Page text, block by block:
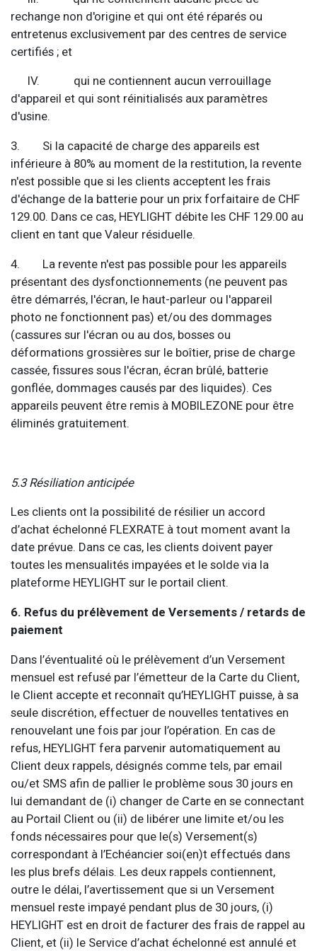
rechange non d'origine et qui ont été réparés ou
entretenus exclusivement par des centres de service
certifiés ; et
IV. qui ne contiennent aucun verrouillage
d'appareil et qui sont réinitialisés aux paramètres
d'usine.
3. Si la capacité de charge des appareils est
inférieure à 80% au moment de la restitution, la revente
n'est possible que si les clients acceptent les frais
d'échange de la batterie pour un prix forfaitaire de CHF
129.00. Dans ce cas, HEYLIGHT débite les CHF 129.00 au
client en tant que Valeur résiduelle.
4. La revente n'est pas possible pour les appareils
présentant des dysfonctionnements (ne peuvent pas
être démarrés, l'écran, le haut-parleur ou l'appareil
photo ne fonctionnent pas) et/ou des dommages
(cassures sur l'écran ou au dos, bosses ou
déformations grossières sur le boîtier, prise de charge
cassée, fissures sous l'écran, écran brûlé, batterie
gonflée, dommages causés par des liquides). Ces
appareils peuvent être remis à MOBILEZONE pour être
éliminés gratuitement.
5.3 Résiliation anticipée
Les clients ont la possibilité de résilier un accord
d’achat échelonné FLEXRATE à tout moment avant la
date prévue. Dans ce cas, les clients doivent payer
toutes les mensualités impayées et le solde via la
plateforme HEYLIGHT sur le portail client.
6. Refus du prélèvement de Versements / retards de
paiement
Dans l’éventualité où le prélèvement d’un Versement
mensuel est refusé par l’émetteur de la Carte du Client,
le Client accepte et reconnaît qu’HEYLIGHT puisse, à sa
seule discrétion, effectuer de nouvelles tentatives en
renouvelant une fois par jour l’opération. En cas de
refus, HEYLIGHT fera parvenir automatiquement au
Client deux rappels, désignés comme tels, par email
ou/et SMS afin de pallier le problème sous 30 jours en
lui demandant de (i) changer de Carte en se connectant
au Portail Client ou (ii) de libérer une limite et/ou les
fonds nécessaires pour que le(s) Versement(s)
correspondant à l’Echéancier soi(en)t effectués dans
les plus brefs délais. Les deux rappels contiennent,
outre le délai, l’avertissement que si un Versement
mensuel reste impayé pendant plus de 30 jours, (i)
HEYLIGHT est en droit de facturer des frais de rappel au
Client, et (ii) le Service d’achat échelonné est annulé et